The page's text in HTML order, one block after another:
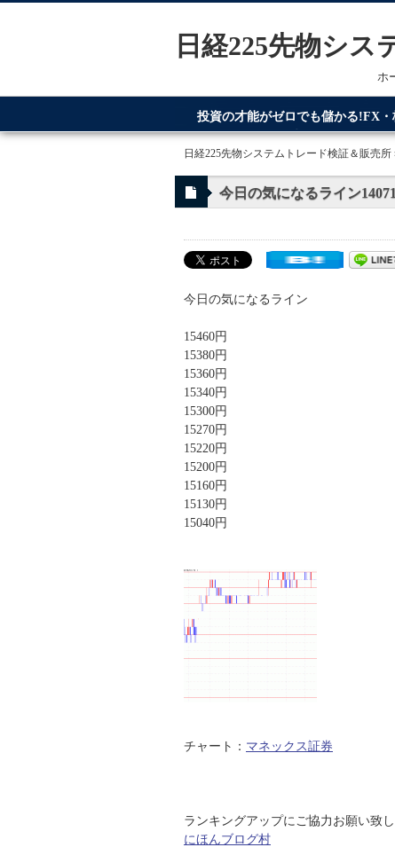
日経225先物シス
ホ
投資の才能がゼロでも儲かる!FX
てるのが日経225先物システムトレ
日経225先物システムトレード検証＆販売所
今日の気になるライン
今日の気になるライン
15460円
15380円
15360円
15340円
15300円
15270円
15220円
15200円
15160円
15130円
15040円
チャート： マネックス証券
ランキングアップにご協力お願い致
にほんブログ村